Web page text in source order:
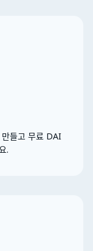
들고 무료 DAI
.